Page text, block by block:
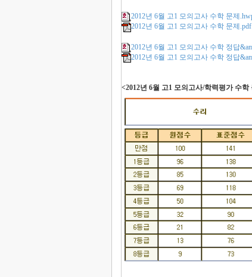
2012년 6월 고1 모의고사 수학 문제
2012년 6월 고1 모의고사 수학 문제.pdf
2012년 6월 고1 모의고사 수학 정답
2012년 6월 고1 모의고사 수학 정답
<2012년 6월 고1 모의고사/학력평가 수학